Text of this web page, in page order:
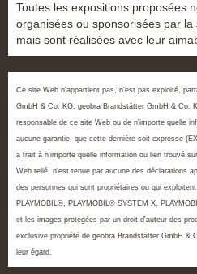
Toutes les expositions proposées
organisées ou sponsorisées par
mais sont réalisées avec leur
Ce site Web n'appartient pas, n'est pas exploité,
GmbH & Co. KG. geobra Brandstätter GmbH & Co.
responsable de ce site Web ou de n'importe quelle
aucune garantie, que cette dernière soit expresse
a trait à n'importe quelle information ou lien trouvé
Web relié, n'est tenue par aucune des déclarations
des personnes qui sont propriétaires ou qui
PLAYMOBIL®, PLAYMOBIL® SYSTEM X,
et les images protégées par un droit d'auteur des
exclusive propriété de geobra Brandstätter GmbH &
leur égard.